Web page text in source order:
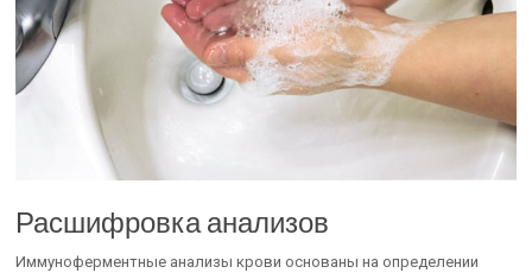
Расшифровка анализов
Иммуноферментные анализы крови основаны на определении